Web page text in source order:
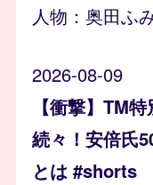
人物： 奥田ふ
2026-08-09
【衝撃】TM
続々！安倍氏
とは #shorts